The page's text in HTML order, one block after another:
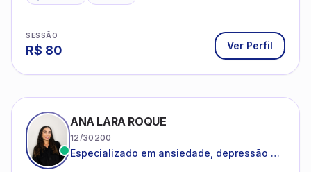
SESSÃO
R$ 80 Ver Perfil
ANA LARA ROQUE
12/30200
Especializado em ansiedade, depressão e